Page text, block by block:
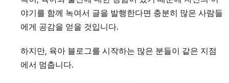
야기를 함께 녹여서 글을 발행한다면 충분히 많은 사람들
에게 공감을 얻을 것입니다.
하지만, 육아 블로그를 시작하는 많은 분들이 같은 지점
에서 멈춥니다.